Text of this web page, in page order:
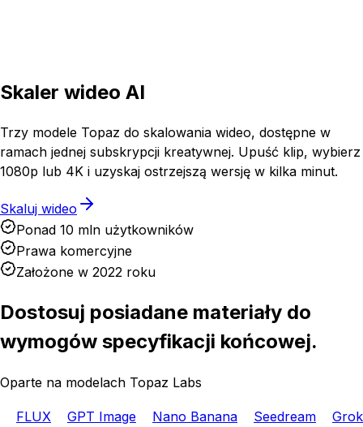
Skaler wideo AI
Trzy modele Topaz do skalowania wideo, dostępne w
ramach jednej subskrypcji kreatywnej. Upuść klip, wybierz
1080p lub 4K i uzyskaj ostrzejszą wersję w kilka minut.
Skaluj wideo
Ponad 10 mln użytkowników
Prawa komercyjne
Założone w 2022 roku
Dostosuj posiadane materiały do
wymogów specyfikacji końcowej.
Oparte na modelach Topaz Labs
FLUX GPT Image Nano Banana Seedream
Grok